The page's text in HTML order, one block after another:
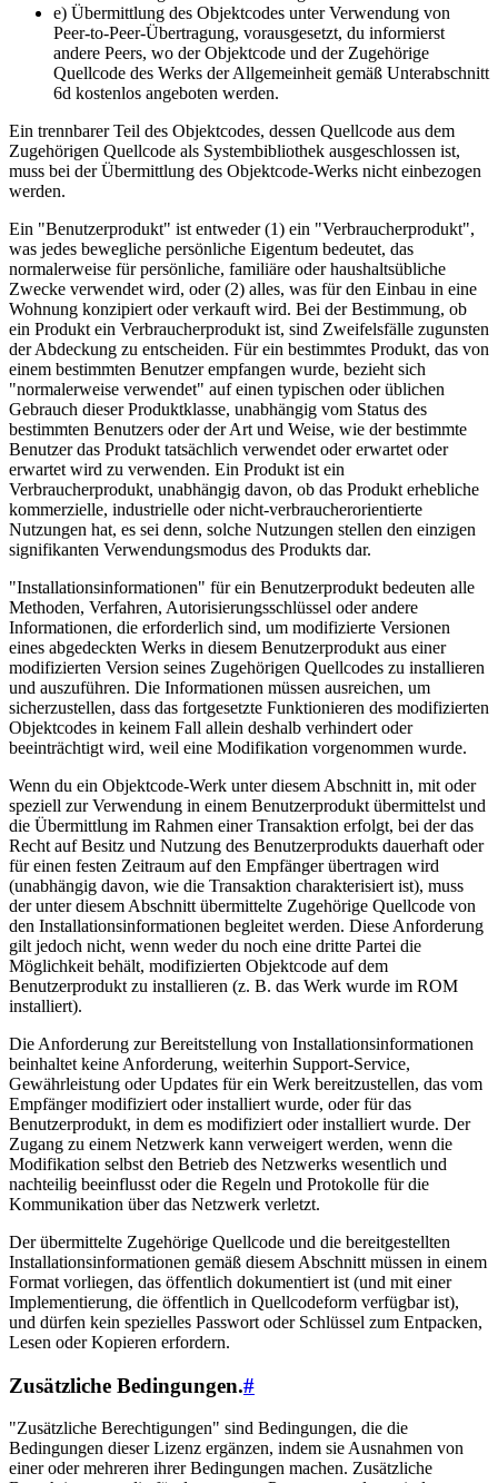
e) Übermittlung des Objektcodes unter Verwendung von
Peer-to-Peer-Übertragung, vorausgesetzt, du informierst
andere Peers, wo der Objektcode und der Zugehörige
Quellcode des Werks der Allgemeinheit gemäß Unterabschnitt
6d kostenlos angeboten werden.
Ein trennbarer Teil des Objektcodes, dessen Quellcode aus dem
Zugehörigen Quellcode als Systembibliothek ausgeschlossen ist,
muss bei der Übermittlung des Objektcode-Werks nicht einbezogen
werden.
Ein "Benutzerprodukt" ist entweder (1) ein "Verbraucherprodukt",
was jedes bewegliche persönliche Eigentum bedeutet, das
normalerweise für persönliche, familiäre oder haushaltsübliche
Zwecke verwendet wird, oder (2) alles, was für den Einbau in eine
Wohnung konzipiert oder verkauft wird. Bei der Bestimmung, ob
ein Produkt ein Verbraucherprodukt ist, sind Zweifelsfälle zugunsten
der Abdeckung zu entscheiden. Für ein bestimmtes Produkt, das von
einem bestimmten Benutzer empfangen wurde, bezieht sich
"normalerweise verwendet" auf einen typischen oder üblichen
Gebrauch dieser Produktklasse, unabhängig vom Status des
bestimmten Benutzers oder der Art und Weise, wie der bestimmte
Benutzer das Produkt tatsächlich verwendet oder erwartet oder
erwartet wird zu verwenden. Ein Produkt ist ein
Verbraucherprodukt, unabhängig davon, ob das Produkt erhebliche
kommerzielle, industrielle oder nicht-verbraucherorientierte
Nutzungen hat, es sei denn, solche Nutzungen stellen den einzigen
signifikanten Verwendungsmodus des Produkts dar.
"Installationsinformationen" für ein Benutzerprodukt bedeuten alle
Methoden, Verfahren, Autorisierungsschlüssel oder andere
Informationen, die erforderlich sind, um modifizierte Versionen
eines abgedeckten Werks in diesem Benutzerprodukt aus einer
modifizierten Version seines Zugehörigen Quellcodes zu installieren
und auszuführen. Die Informationen müssen ausreichen, um
sicherzustellen, dass das fortgesetzte Funktionieren des modifizierten
Objektcodes in keinem Fall allein deshalb verhindert oder
beeinträchtigt wird, weil eine Modifikation vorgenommen wurde.
Wenn du ein Objektcode-Werk unter diesem Abschnitt in, mit oder
speziell zur Verwendung in einem Benutzerprodukt übermittelst und
die Übermittlung im Rahmen einer Transaktion erfolgt, bei der das
Recht auf Besitz und Nutzung des Benutzerprodukts dauerhaft oder
für einen festen Zeitraum auf den Empfänger übertragen wird
(unabhängig davon, wie die Transaktion charakterisiert ist), muss
der unter diesem Abschnitt übermittelte Zugehörige Quellcode von
den Installationsinformationen begleitet werden. Diese Anforderung
gilt jedoch nicht, wenn weder du noch eine dritte Partei die
Möglichkeit behält, modifizierten Objektcode auf dem
Benutzerprodukt zu installieren (z. B. das Werk wurde im ROM
installiert).
Die Anforderung zur Bereitstellung von Installationsinformationen
beinhaltet keine Anforderung, weiterhin Support-Service,
Gewährleistung oder Updates für ein Werk bereitzustellen, das vom
Empfänger modifiziert oder installiert wurde, oder für das
Benutzerprodukt, in dem es modifiziert oder installiert wurde. Der
Zugang zu einem Netzwerk kann verweigert werden, wenn die
Modifikation selbst den Betrieb des Netzwerks wesentlich und
nachteilig beeinflusst oder die Regeln und Protokolle für die
Kommunikation über das Netzwerk verletzt.
Der übermittelte Zugehörige Quellcode und die bereitgestellten
Installationsinformationen gemäß diesem Abschnitt müssen in einem
Format vorliegen, das öffentlich dokumentiert ist (und mit einer
Implementierung, die öffentlich in Quellcodeform verfügbar ist),
und dürfen kein spezielles Passwort oder Schlüssel zum Entpacken,
Lesen oder Kopieren erfordern.
Zusätzliche Bedingungen.#
"Zusätzliche Berechtigungen" sind Bedingungen, die die
Bedingungen dieser Lizenz ergänzen, indem sie Ausnahmen von
einer oder mehreren ihrer Bedingungen machen. Zusätzliche